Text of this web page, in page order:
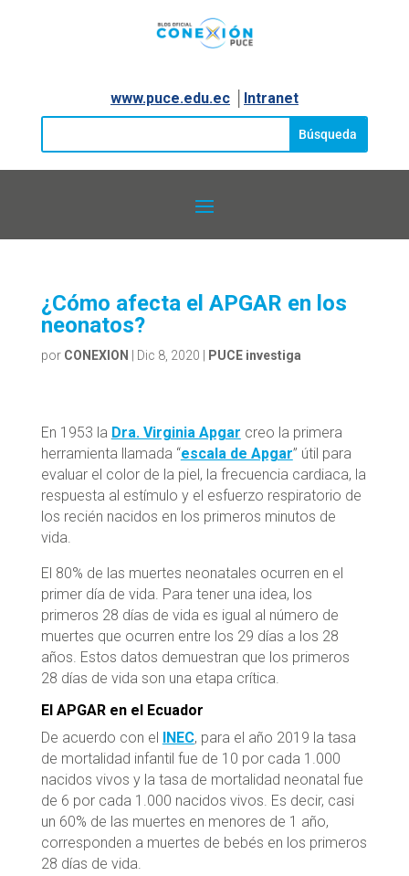
www.puce.edu.ec│ Intranet
¿Cómo afecta el APGAR en los
neonatos?
por CONEXION Dic 8, 2020 PUCE investiga
En 1953 la Dra. Virginia Apgar creo la primera
herramienta llamada “escala de Apgar” útil para
evaluar el color de la piel, la frecuencia cardiaca, la
respuesta al estímulo y el esfuerzo respiratorio de
los recién nacidos en los primeros minutos de
vida.
El 80% de las muertes neonatales ocurren en el
primer día de vida. Para tener una idea, los
primeros 28 días de vida es igual al número de
muertes que ocurren entre los 29 días a los 28
años. Estos datos demuestran que los primeros
28 días de vida son una etapa crítica.
El APGAR en el Ecuador
De acuerdo con el
INEC, para el año 2019 la tasa
de mortalidad infantil fue de 10 por cada 1.000
nacidos vivos y la tasa de mortalidad neonatal fue
de 6 por cada 1.000 nacidos vivos. Es decir, casi
un 60% de las muertes en menores de 1 año,
corresponden a muertes de bebés en los primeros
28 días de vida.